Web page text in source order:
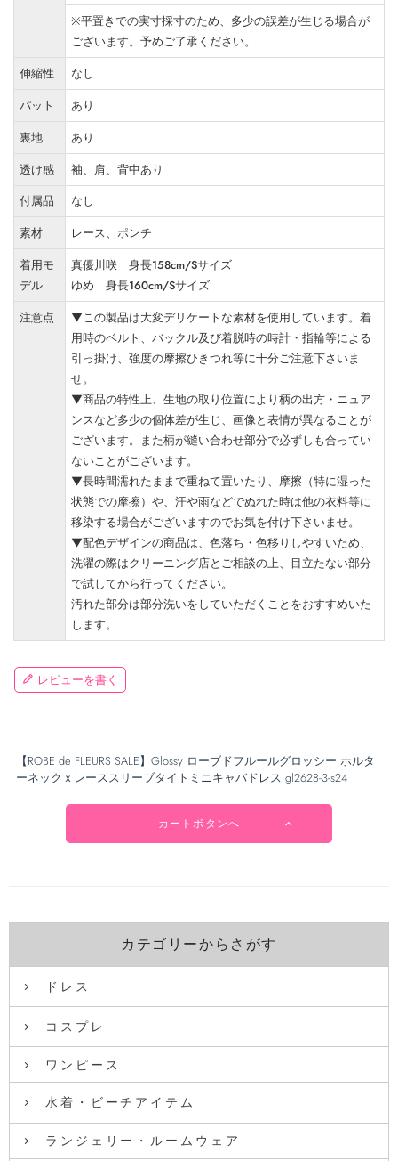
※平置きでの実寸採寸のため、多少の誤差が生じる場合が
ございます。予めご了承ください。
伸縮性
なし
パット
あり
裏地
あり
透け感
袖、肩、背中あり
付属品
なし
素材
レース、ポンチ
着用モ
デル
真優川咲 身長158cm/Sサイズ
ゆめ 身長160cm/Sサイズ
注意点
▼この製品は大変デリケートな素材を使用しています。着
用時のベルト、バックル及び着脱時の時計・指輪等による
引っ掛け、強度の摩擦ひきつれ等に十分ご注意下さいま
せ。
▼商品の特性上、生地の取り位置により柄の出方・ニュア
ンスなど多少の個体差が生じ、画像と表情が異なることが
ございます。また柄が縫い合わせ部分で必ずしも合ってい
ないことがございます。
▼長時間濡れたままで重ねて置いたり、摩擦（特に湿った
状態での摩擦）や、汗や雨などでぬれた時は他の衣料等に
移染する場合がございますのでお気を付け下さいませ。
▼配色デザインの商品は、色落ち・色移りしやすいため、
洗濯の際はクリーニング店とご相談の上、目立たない部分
で試してから行ってください。
汚れた部分は部分洗いをしていただくことをおすすめいた
します。
レビューを書く
【ROBE de FLEURS SALE】Glossy ローブドフルールグロッシー ホルタ
ーネックｘレーススリーブタイトミニキャバドレス gl2628-3-s24
カートボタンへ
カテゴリーからさがす
ドレス
コスプレ
ワンピース
水着・ビーチアイテム
ランジェリー・ルームウェア